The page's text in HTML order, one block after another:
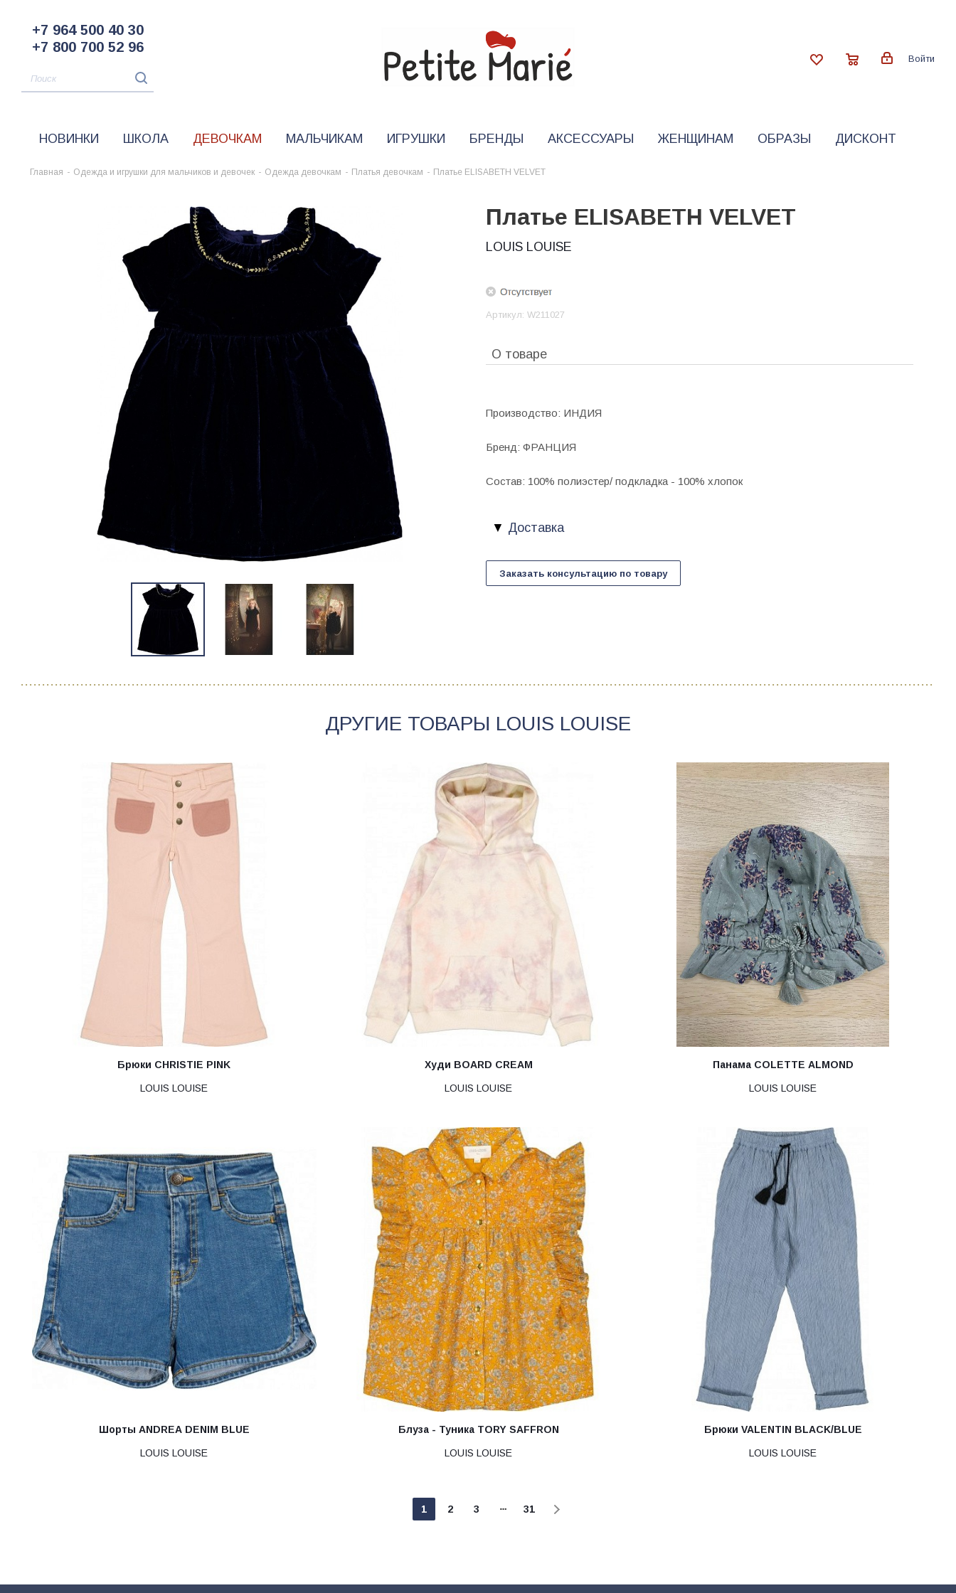
+7 964 500 40 30
+7 800 700 52 96
Войти
НОВИНКИ ШКОЛА ДЕВОЧКАМ МАЛЬЧИКАМ ИГРУШКИ БРЕНДЫ АКСЕССУАРЫ ЖЕНЩИНАМ ОБРАЗЫ ДИСКОНТ
Главная - Одежда и игрушки для мальчиков и девочек - Одежда девочкам - Платья девочкам - Платье ELISABETH VELVET
Платье ELISABETH VELVET
LOUIS LOUISE
Артикул: W211027
О товаре
Производство: ИНДИЯ
Бренд: ФРАНЦИЯ
Состав: 100% полиэстер/ подкладка - 100% хлопок
Доставка
Заказать консультацию по товару
ДРУГИЕ ТОВАРЫ LOUIS LOUISE
Брюки CHRISTIE PINK
LOUIS LOUISE
Худи BOARD CREAM
LOUIS LOUISE
Панама COLETTE ALMOND
LOUIS LOUISE
Шорты ANDREA DENIM BLUE
LOUIS LOUISE
Блуза - Туника TORY SAFFRON
LOUIS LOUISE
Брюки VALENTIN BLACK/BLUE
LOUIS LOUISE
1 2 3 31